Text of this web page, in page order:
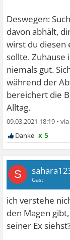
Deswegen:
davon abhält,
wirst du diesen
sollte. Zuhause
niemals gut.
während der
bereichert die
Alltag.
09.03.2021 18:19 •
x 5
S Gast
ich verstehe
den Magen
seiner Ex